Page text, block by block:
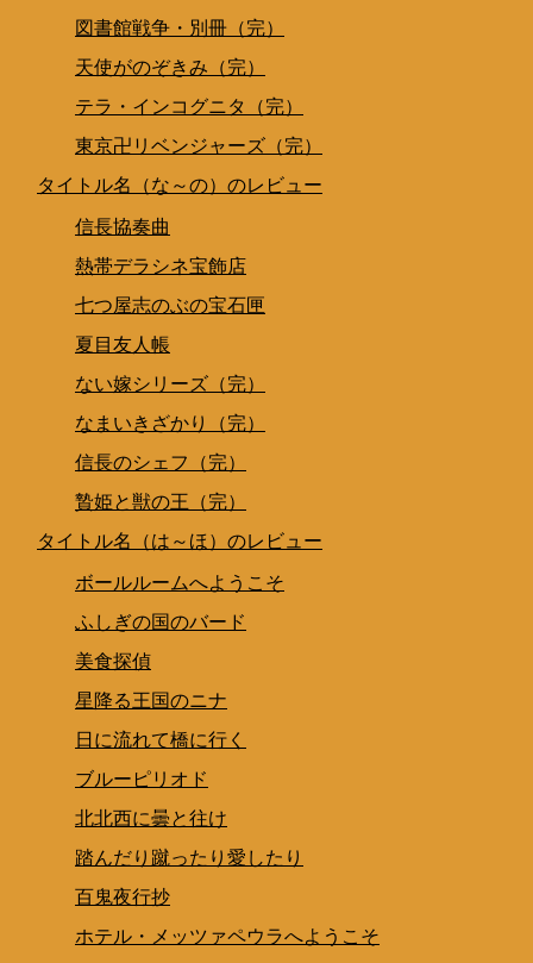
図書館戦争・別冊（完）
天使がのぞきみ（完）
テラ・インコグニタ（完）
東京卍リベンジャーズ（完）
タイトル名（な～の）のレビュー
信長協奏曲
熱帯デラシネ宝飾店
七つ屋志のぶの宝石匣
夏目友人帳
ない嫁シリーズ（完）
なまいきざかり（完）
信長のシェフ（完）
贄姫と獣の王（完）
タイトル名（は～ほ）のレビュー
ボールルームへようこそ
ふしぎの国のバード
美食探偵
星降る王国のニナ
日に流れて橋に行く
ブルーピリオド
北北西に曇と往け
踏んだり蹴ったり愛したり
百鬼夜行抄
ホテル・メッツァペウラへようこそ